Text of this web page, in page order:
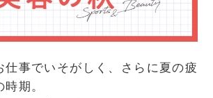
仕事でいそがしく、さらに夏の疲
期。